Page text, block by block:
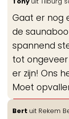
Gaat er nog
de
spannend
tot
er zijn! Ons
Moet
Bert uit Rekem